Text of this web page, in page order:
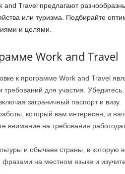
Travel предлагают
или туризма. Подбирайте
и целями.
Work and Travel
к программе Work and Travel
для участия. Убедитесь,
заграничный паспорт и визу.
который вам интересен, и
внимание на требования
и обычаев страны, в которую
на местном языке и